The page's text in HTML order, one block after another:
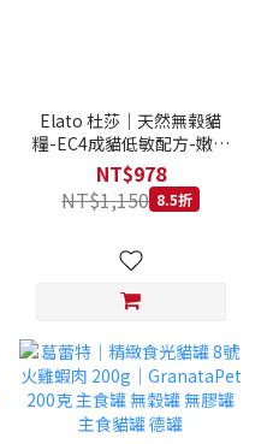
Elato 杜莎｜天然無榖貓
糧-EC4成貓低敏配方-嫩羊
野鹿 1.5kg｜杜莎 天然無
榖貓糧系列 貓糧
NT$978
NT$1,150 8.5折